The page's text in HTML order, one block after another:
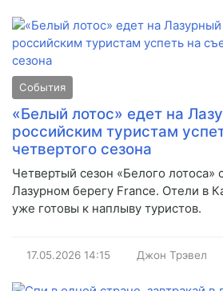
События
«Белый лотос» едет на
российским туристам
четвертого сезона
Четвертый сезон «Белого лотоса»
Лазурном берегу France. Отели в
уже готовы к наплыву туристов.
17.05.2026 14:15 Джон Трэвел